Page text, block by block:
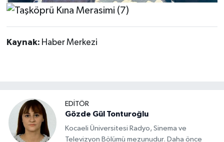
Kaynak: Haber Merkezi
EDİTÖR
Gözde Gül Tonturoğlu
Kocaeli Üniversitesi Radyo, Sinema ve
Televizyon Bölümü mezunudur. Daha önce